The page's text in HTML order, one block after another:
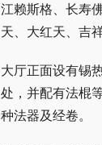
江赖斯格、长寿
天、大红天、吉
大厅正面设有锡
处，并配有法棍
种法器及经卷。